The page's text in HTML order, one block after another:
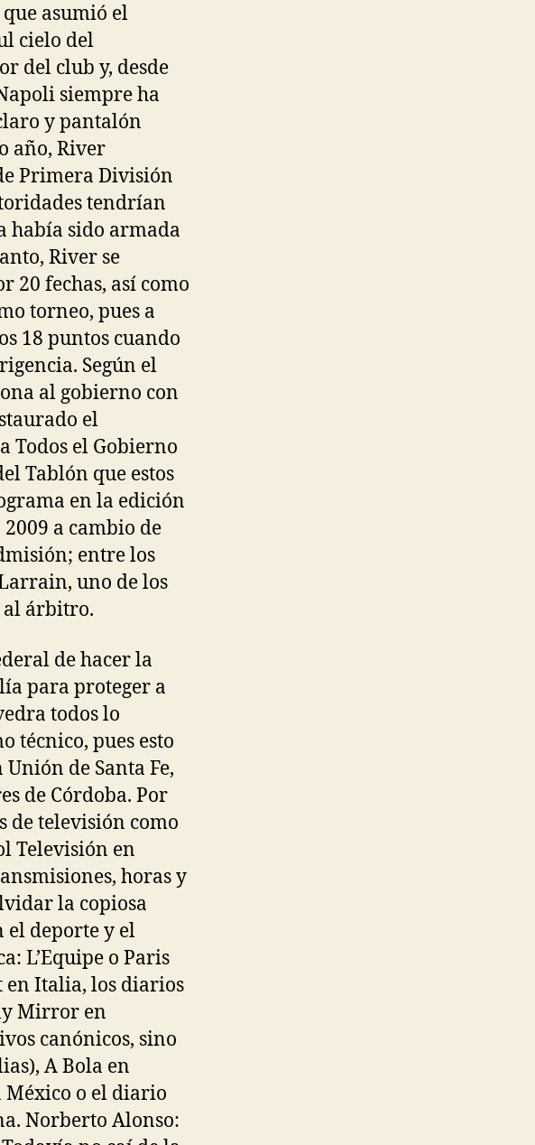
asumió el
cielo del
del club y, desde
siempre ha
y pantalón
año, River
Primera División
tendrían
había sido armada
River se
20 fechas, así como
torneo, pues a
18 puntos cuando
Según el
al gobierno con
el
Todos el Gobierno
Tablón que estos
en la edición
a cambio de
entre los
uno de los
al árbitro.
de hacer la
para proteger a
todos lo
técnico, pues esto
de Santa Fe,
de Córdoba. Por
de televisión como
Televisión en
horas y
la copiosa
deporte y el
L’Equipe o Paris
en Italia, los diarios
Mirror en
canónicos, sino
A Bola en
México o el diario
Norberto Alonso: